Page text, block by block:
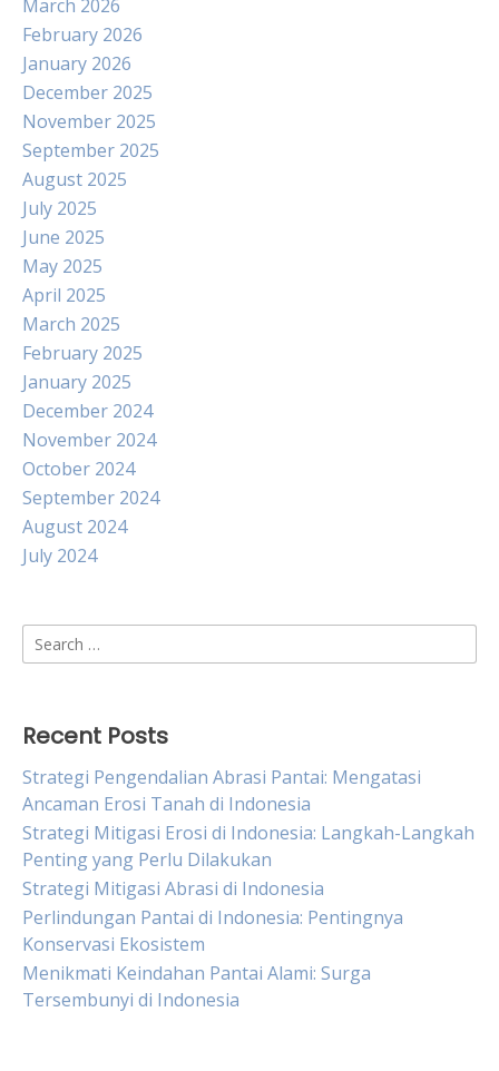
March 2026
February 2026
January 2026
December 2025
November 2025
September 2025
August 2025
July 2025
June 2025
May 2025
April 2025
March 2025
February 2025
January 2025
December 2024
November 2024
October 2024
September 2024
August 2024
July 2024
Search
for:
Recent Posts
Strategi Pengendalian Abrasi Pantai: Mengatasi
Ancaman Erosi Tanah di Indonesia
Strategi Mitigasi Erosi di Indonesia: Langkah-Langkah
Penting yang Perlu Dilakukan
Strategi Mitigasi Abrasi di Indonesia
Perlindungan Pantai di Indonesia: Pentingnya
Konservasi Ekosistem
Menikmati Keindahan Pantai Alami: Surga
Tersembunyi di Indonesia